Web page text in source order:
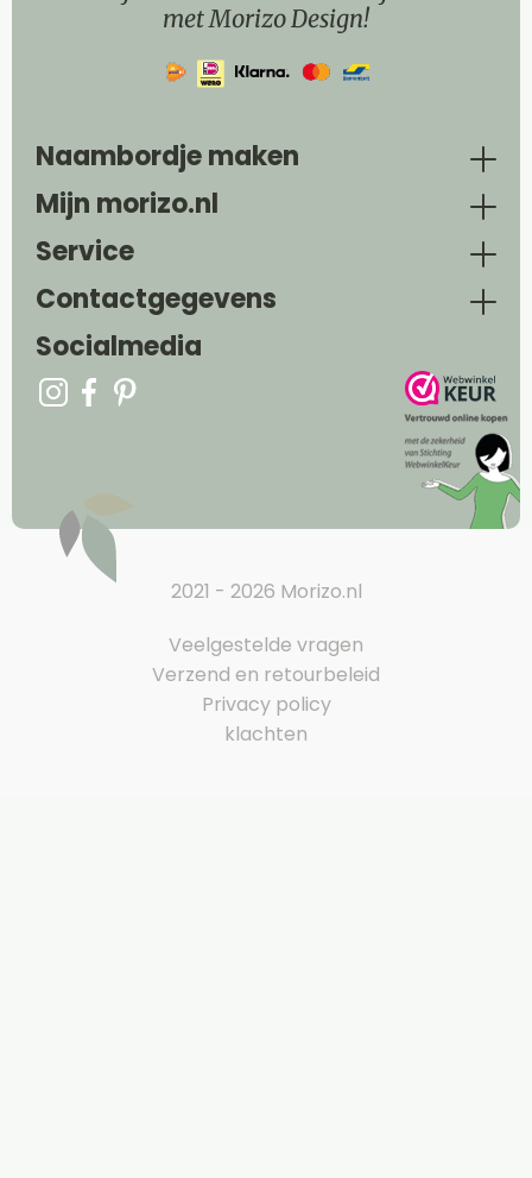
met Morizo Design!
Naambordje maken
Mijn morizo.nl
Service
Contactgegevens
Socialmedia
2021 - 2026 Morizo.nl
Veelgestelde vragen
Verzend en retourbeleid
Privacy policy
klachten